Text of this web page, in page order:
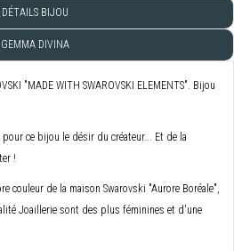
DÉTAILS BIJOU
GEMMA DIVINA
"MADE WITH SWAROVSKI ELEMENTS". Bijou
ce bijou le désir du créateur... Et de la
!
couleur de la maison Swarovski "Aurore Boréale",
Joaillerie sont des plus féminines et d'une